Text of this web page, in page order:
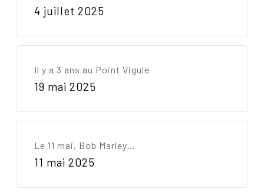
4 juillet 2025
Il y a 3 ans au Point Vigule
19 mai 2025
Le 11 mai, Bob Marley…
11 mai 2025